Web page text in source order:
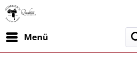
Menü